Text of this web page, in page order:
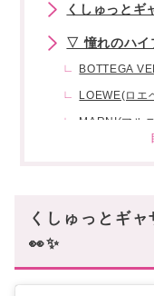
くしゅっとギ
▽ 憧れのハイ
BOTTEGA
LOEWE(ロエ
MARNI(マル
The Row(ザ
YUZEFI(ユゼ
くしゅっとギ
👀✨